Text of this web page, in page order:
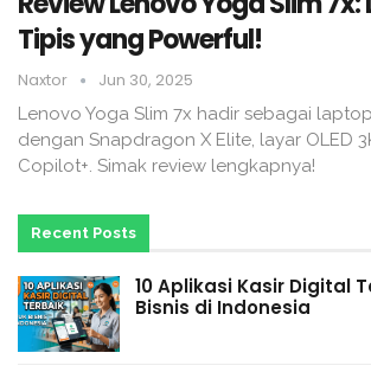
Tipis yang Powerful!
Naxtor Jun 30, 2025
Lenovo Yoga Slim 7x hadir sebagai
dengan Snapdragon X Elite, layar OLED
Copilot+. Simak review lengkapnya!
Recent Posts
10 Aplikasi Kasir Digital
Bisnis di Indonesia